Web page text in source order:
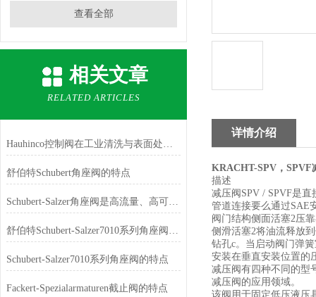
查看全部
相关文章
RELATED ARTICLES
Hauhinco控制阀在工业清洗与表面处理的应用
舒伯特Schubert角座阀的特点
Schubert-Salzer角座阀是高流量、高可靠、易维护的工业流体控制优选
舒伯特Schubert-Salzer7010系列角座阀如何选型
Schubert-Salzer7010系列角座阀的特点
Fackert-Spezialarmaturen截止阀的特点
详情介绍
KRACHT-SPV，SPVF
描述
减压阀SPV / SPVF是
管道连接要么通过SAE
阀门结构侧面活塞2压
侧滑活塞2将油流释放
钻孔c。当启动阀门弹
安装在垂直安装位置的
减压阀有四种不同的型
减压阀的应用领域。
该阀用于固定低压液压